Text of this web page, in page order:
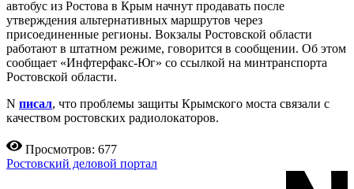
автобус из Ростова в Крым начнут продавать после
утверждения альтернативных маршрутов через
присоединенные регионы. Вокзалы Ростовской области
работают в штатном режиме, говорится в сообщении. Об этом
сообщает «Инфтерфакс-Юг» со ссылкой на минтранспорта
Ростовской области.
N писал, что проблемы защиты Крымского моста связали с
качеством ростовских радиолокаторов.
Просмотров: 677
Ростовский деловой портал